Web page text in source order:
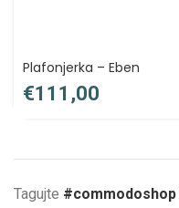
Plafonjerka – Eben
€
Tagujte #commodoshop